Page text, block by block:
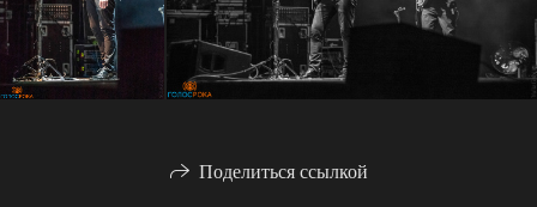
Поделиться ссылкой